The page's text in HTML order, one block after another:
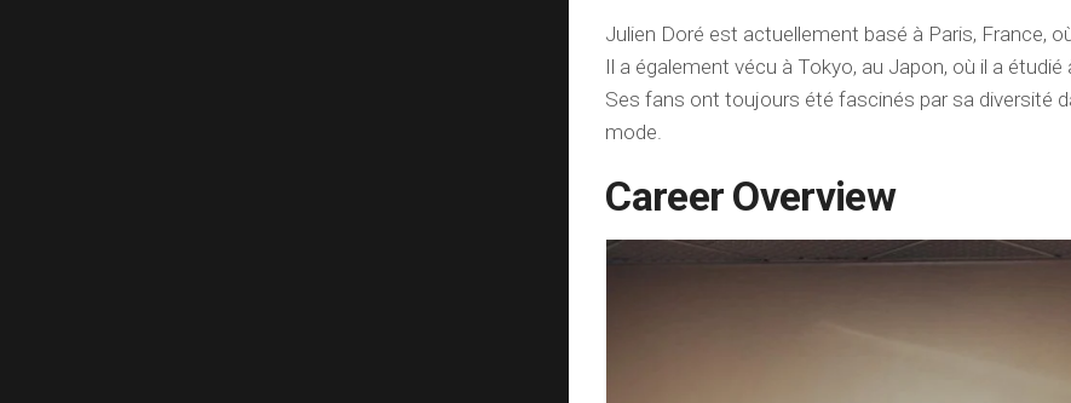
Julien Doré est actuellement basé à Paris, France,
Il a également vécu à Tokyo, au Japon, où il a étudié
Ses fans ont toujours été fascinés par sa diversité
mode.
Career Overview